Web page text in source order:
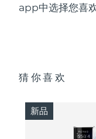
app中选择您喜
猜你喜欢
新品